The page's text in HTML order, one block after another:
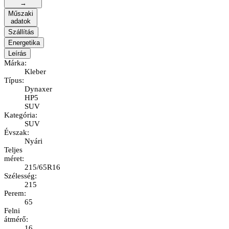
→
Műszaki
adatok
Szállítás
Energetika
Leírás
Márka:
Kleber
Típus:
Dynaxer
HP5
SUV
Kategória:
SUV
Évszak:
Nyári
Teljes
méret:
215/65R16
Szélesség:
215
Perem:
65
Felni
átmérő: